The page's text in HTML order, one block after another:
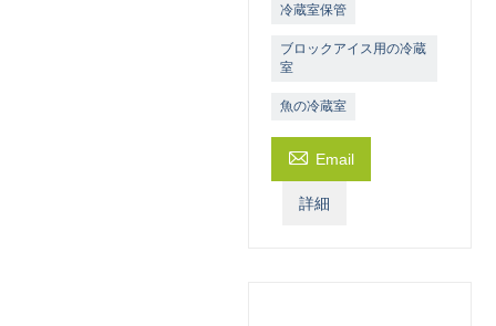
冷蔵室保管
ブロックアイス用の冷蔵
室
魚の冷蔵室
 Email
詳細